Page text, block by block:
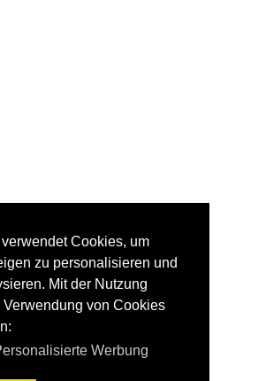
Cookies, um
zu personalisieren und
Mit der Nutzung
von Cookies
Werbung